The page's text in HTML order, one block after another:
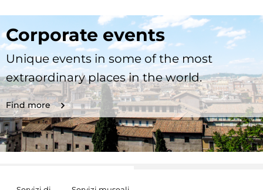
Corporate events
Unique events in some of the most
extraordinary places in the world.
Find more